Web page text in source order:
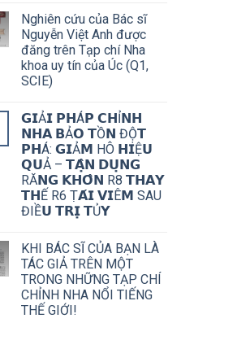
Nghiên cứu của Bác sĩ
Nguyễn Việt Anh được
đăng trên Tạp chí Nha
khoa uy tín của Úc (Q1,
SCIE)
𝗚𝗜Ả𝗜 𝗣𝗛Á𝗣 𝗖𝗛Ỉ𝗡𝗛
𝗡𝗛𝗔 𝗕Ả𝗢 𝗧Ồ𝗡 ĐỘ̣𝗧
𝗣𝗛Á: 𝗚𝗜Ả𝗠 HÔ 𝗛𝗜Ệ𝗨
𝗤𝗨Ả – 𝗧𝗔̣̂𝗡 𝗗𝗨̣𝗡𝗚
RĂ𝗡𝗚 𝗞𝗛𝗢̂𝗡 R8 𝗧𝗛𝗔𝗬
𝗧𝗛Ế R6 Ṭ𝗔́𝗜 𝗩𝗜Ê𝗠 SAU
ĐIỀ𝗨 𝗧𝗥𝗜̣ 𝗧Ủ𝗬
KHI BÁC SĨ CỦA BẠN LÀ
TÁC GIẢ TRÊN MỘT
TRONG NHỮNG TẠP CHÍ
CHỈNH NHA NỔI TIẾNG
THẾ GIỚI!